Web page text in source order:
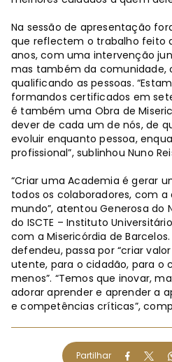
Na sessão de apresentação
que reflectem o trabalho feito
anos, com uma intervenção
mas também da comunidade,
qualificando as pessoas.
formandos certificados em
é também uma Obra de
dever de cada um de nós, de
evoluir enquanto pessoa,
profissional”, sublinhou Nuno
“Criar uma Academia é gerar
todos os colaboradores, com
mundo”, atentou Generosa do
do ISCTE – Instituto
com a Misericórdia de
defendeu, passa por “criar
utente, para o cidadão, para o
menos”. “Temos que inovar,
adorar aprender e aprender a
e competências críticas”,
Partilhar